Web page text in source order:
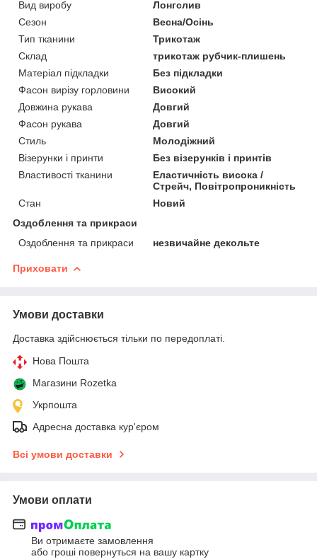
Вид виробу
Лонгслив
Сезон
Весна/Осінь
Тип тканини
Трикотаж
Склад
трикотаж рубчик-плишень
Матеріал підкладки
Без підкладки
Фасон вирізу горловини
Високий
Довжина рукава
Довгий
Фасон рукава
Довгий
Стиль
Молодіжний
Візерунки і принти
Без візерунків і принтів
Властивості тканини
Еластичність висока /
Стрейч, Повітропроникність
Стан
Новий
Оздоблення та прикраси
Оздоблення та прикраси
незвичайне декольте
Приховати
Умови доставки
Доставка здійснюється тільки по передоплаті.
Нова Пошта
Магазини Rozetka
Укрпошта
Адресна доставка кур'єром
Всі умови доставки
Умови оплати
Ви отримаєте замовлення
або гроші повернуться на вашу картку